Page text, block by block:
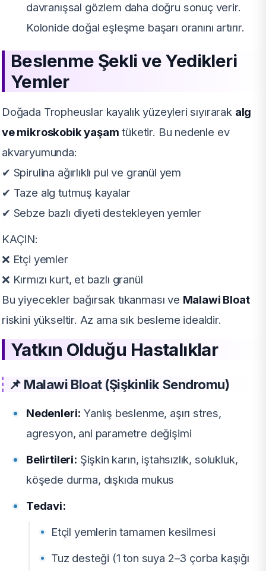
davranışsal gözlem daha doğru sonuç verir.
Kolonide doğal eşleşme başarı oranını artırır.
Beslenme Şekli ve Yedikleri
Yemler
Doğada Tropheuslar kayalık yüzeyleri sıyırarak alg
ve mikroskobik yaşam tüketir. Bu nedenle ev
akvaryumunda:
✔ Spirulina ağırlıklı pul ve granül yem
✔ Taze alg tutmuş kayalar
✔ Sebze bazlı diyeti destekleyen yemler
KAÇIN:
❌ Etçi yemler
❌ Kırmızı kurt, et bazlı granül
Bu yiyecekler bağırsak tıkanması ve Malawi Bloat
riskini yükseltir. Az ama sık besleme idealdir.
Yatkın Olduğu Hastalıklar
📌 Malawi Bloat (Şişkinlik Sendromu)
Nedenleri: Yanlış beslenme, aşırı stres,
agresyon, ani parametre değişimi
Belirtileri: Şişkin karın, iştahsızlık, solukluk,
köşede durma, dışkıda mukus
Tedavi:
Etçil yemlerin tamamen kesilmesi
Tuz desteği (1 ton suya 2–3 çorba kaşığı